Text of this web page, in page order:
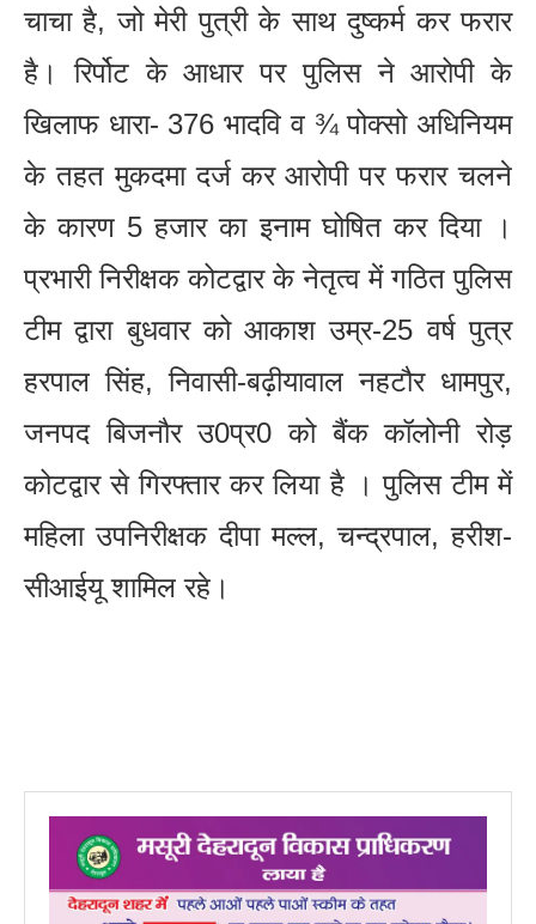
चाचा है, जो मेरी पुत्री के साथ दुष्कर्म कर फरार
है। रिर्पोट के आधार पर पुलिस ने आरोपी के
खिलाफ धारा- 376 भादवि व ¾ पोक्सो अधिनियम
के तहत मुकदमा दर्ज कर आरोपी पर फरार चलने
के कारण 5 हजार का इनाम घोषित कर दिया ।
प्रभारी निरीक्षक कोटद्वार के नेतृत्व में गठित पुलिस
टीम द्वारा बुधवार को आकाश उम्र-25 वर्ष पुत्र
हरपाल सिंह, निवासी-बढ़ीयावाल नहटौर धामपुर,
जनपद बिजनौर उ0प्र0 को बैंक कॉलोनी रोड़
कोटद्वार से गिरफ्तार कर लिया है । पुलिस टीम में
महिला उपनिरीक्षक दीपा मल्ल, चन्द्रपाल, हरीश-
सीआईयू शामिल रहे।